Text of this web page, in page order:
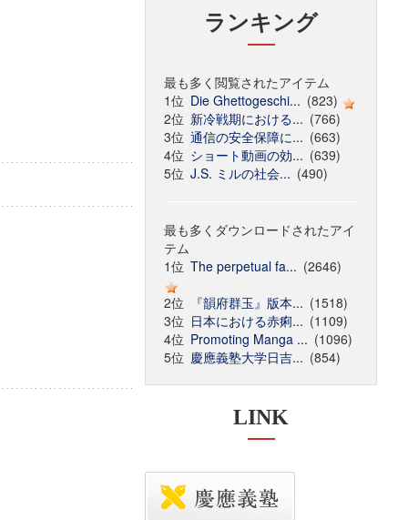
ランキング
最も多く閲覧されたアイテム
1位 Die Ghettogeschi... (823)
2位 新冷戦期における... (766)
3位 通信の安全保障に... (663)
4位 ショート動画の効... (639)
5位 J.S. ミルの社会... (490)
最も多くダウンロードされたアイ
テム
1位 The perpetual fa... (2646)
2位
『韻府群玉』版本... (1518)
3位 日本における赤痢... (1109)
4位 Promoting Manga ... (1096)
5位 慶應義塾大学日吉... (854)
LINK